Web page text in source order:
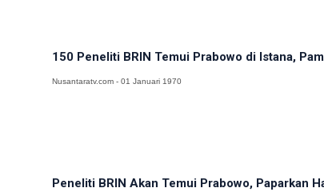
150 Peneliti BRIN Temui Prabowo di Istana,
Nusantaratv.com - 01 Januari 1970
Peneliti BRIN Akan Temui Prabowo, Paparkan